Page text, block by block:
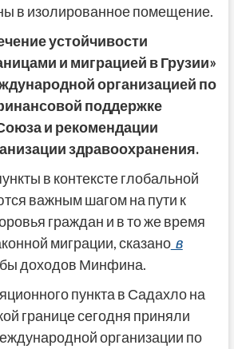
в изолированное помещение.
устойчивости
и миграцией в Грузии»
организацией по
поддержке
и рекомендации
здравоохранения.
в контексте глобальной
важным шагом на пути к
граждан и в то же время
миграции, сказанов
доходов Минфина.
пункта в Садахло на
границе сегодня приняли
организации по